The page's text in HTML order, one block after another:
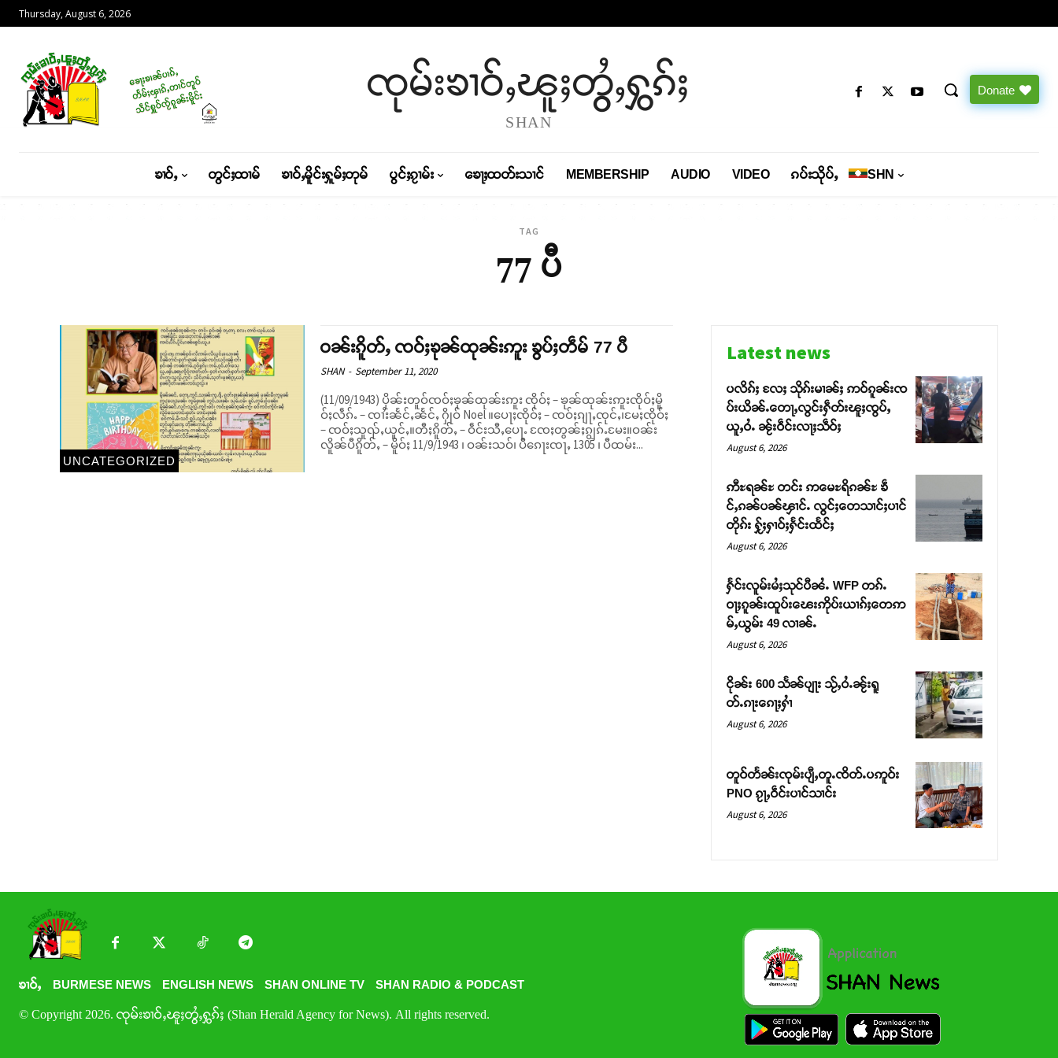
Thursday, August 6, 2026
ၸုမ်းၶၢဝ်ႇၽူႈတွႆႇႁွၵ်ႈ
SHAN
Donate
ၶၢဝ်ႇ တွင်ႈထၢမ် ၶၢဝ်ႇမိူင်းႁူမ်ႈတုမ် ပွင်ႈၵႂၢမ်း ၶေႃႈထတ်းသၢင် MEMBERSHIP AUDIO VIDEO ၵပ်းသိုပ်ႇ SHN
TAG
77 ပီ
UNCATEGORIZED
ဝၼ်းၵိူတ်ႇ ၸဝ်ႈၶုၼ်ထုၼ်းဢူး ၶွပ်ႈတဵမ် 77 ပီ
SHAN - September 11, 2020
(11/09/1943) ပိုၼ်းတူဝ်ၸဝ်ႈၶုၼ်ထုၼ်းဢူး ၸိုဝ်ႈ – ၶုၼ်ထုၼ်းဢူးၸိုဝ်ႈမိူ
ဝ်ႈလဵၵ်ႉ – ၸၢႆးၼႅင်ႇၼႅင်ႇ ႁိုဝ် Noel ။ပေႃႈၸိုဝ်ႈ – ၸဝ်ႈၵျႃႇၸုင်ႇ၊မႄႈၸိုဝ်ႈ
– ၸဝ်ႈသူၺ်ႇယူင်ႇ။တီႈၵိူတ်ႇ – ဝဵင်းသီႇပေႃႉ ၸႄႈတွၼ်ႈၵျွၵ်ႉမႄး။ဝၼ်း
လိူၼ်ပီၵိူတ်ႇ – မိူဝ်ႈ 11/9/1943 ၊ ဝၼ်းသဝ်၊ ပီၵေႃးၸႃႇ 1305 ၊ ပီထမ်း...
Latest news
ပလိၵ်ႈ လႄႈ သိုၵ်းမၢၼ်ႈ ဢဝ်ၵူၼ်းၸ
ပ်းယိၼ်ႉတေႃႇလွင်းႁဵတ်းၽူႈၸွပ်ႇ
ယူႇဝႆႉ ၼႂ်းဝဵင်းလႃႈသဵဝ်ႈ
August 6, 2026
ဢီႊရၼ်ႊ တင်း ဢမေႊရိၵၼ်ႊ ၶဵ
င်ႇၵၼ်ပၼ်ၾၢင်ႉ လွင်ႈတေသၢင်ႈပၢင်
တိုၵ်း ႁႂ်ႈႁၢဝ်ႈႁႅင်းထႅင်ႈ
August 6, 2026
ႁႅင်းလူမ်းမႆႈသုင်ပီၼႆႉ WFP တၵ်ႉ
ဝႃႈၵူၼ်းထူပ်းၽေးဢိုပ်းယၢၵ်ႈတေဢ
မ်ႇယွမ်း 49 လၢၼ်ႉ
August 6, 2026
ငိုၼ်း 600 သႅၼ်ပျႃး သႂ်ႇဝႆႉၼႂ်းရူ
တ်ႉၵႃးၵေႃႈႁၢႆ
August 6, 2026
တူဝ်တႅၼ်းၸုမ်းပျီႇတူႉၸိတ်ႉပဢူဝ်း
PNO ၵႂႃႇဝဵင်းပၢင်သၢင်း
August 6, 2026
ၶၢဝ်ႇ BURMESE NEWS ENGLISH NEWS SHAN ONLINE TV SHAN RADIO & PODCAST
© Copyright 2026. ၸုမ်းၶၢဝ်ႇၽူႈတွႆႇႁွၵ်ႈ (Shan Herald Agency for News). All rights reserved.